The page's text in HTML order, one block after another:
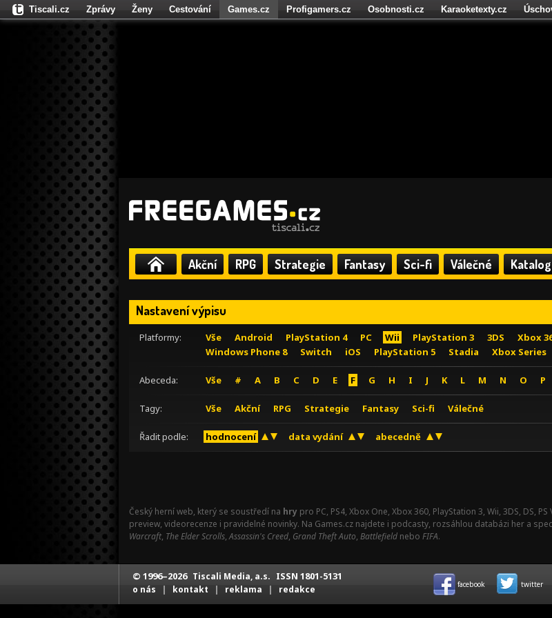
Akční RPG Strategie Fantasy Sci-fi Válečné Katalog
Nastavení výpisu
Platformy: Vše Android PlayStation 4 PC Wii PlayStation 3 3DS Xbox
Windows Phone 8
Switch iOS PlayStation 5 Stadia Xbox Series
Abeceda: Vše # A B C D E F G H I J K L M N O P
Tagy: Vše Akční RPG Strategie Fantasy Sci-fi Válečné
Řadit podle: hodnocení data vydání abecedně
Český herní web, který se soustředí na hry pro PC, PS4, Xbox One, Xbox 360, PlayStation 3, Wii, 3DS, DS,
preview, videorecenze i pravidelné novinky. Na Games.cz najdete i podcasty, rozsáhlou databázi her a
Warcraft, The Elder Scrolls,Assassin's Creed, Grand Theft Auto, Battlefield nebo FIFA.
Tiscali.cz Zprávy Ženy Cestování Games.cz Profigamers.cz Osobnosti.cz Karaoketexty.cz
Fights.cz
© 1996–2026 Tiscali Media, a.s. ISSN 1801-5131
o nás | kontakt | reklama | redakce facebook twitter